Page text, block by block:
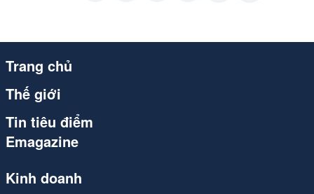
Trang chủ
Thế giới
Tin tiêu điểm
Emagazine
Kinh doanh